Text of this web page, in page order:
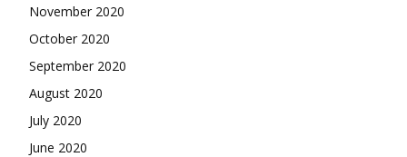
November 2020
October 2020
September 2020
August 2020
July 2020
June 2020